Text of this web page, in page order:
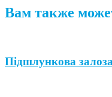
Вам также
Підшлункова